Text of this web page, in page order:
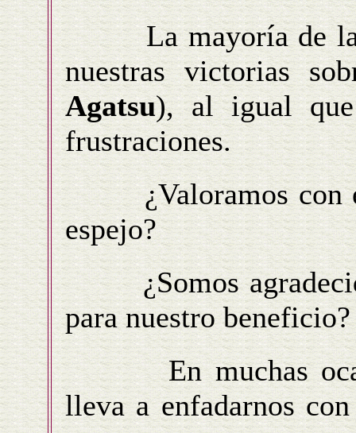
La mayoría de las
nuestras victorias
Agatsu), al igual
frustraciones.
¿Valoramos con el
espejo?
¿Somos
para nuestro beneficio?
En muchas
lleva a enfadarnos